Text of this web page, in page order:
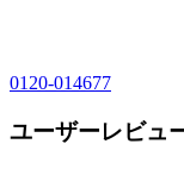
0120-014677
ユーザーレビュ